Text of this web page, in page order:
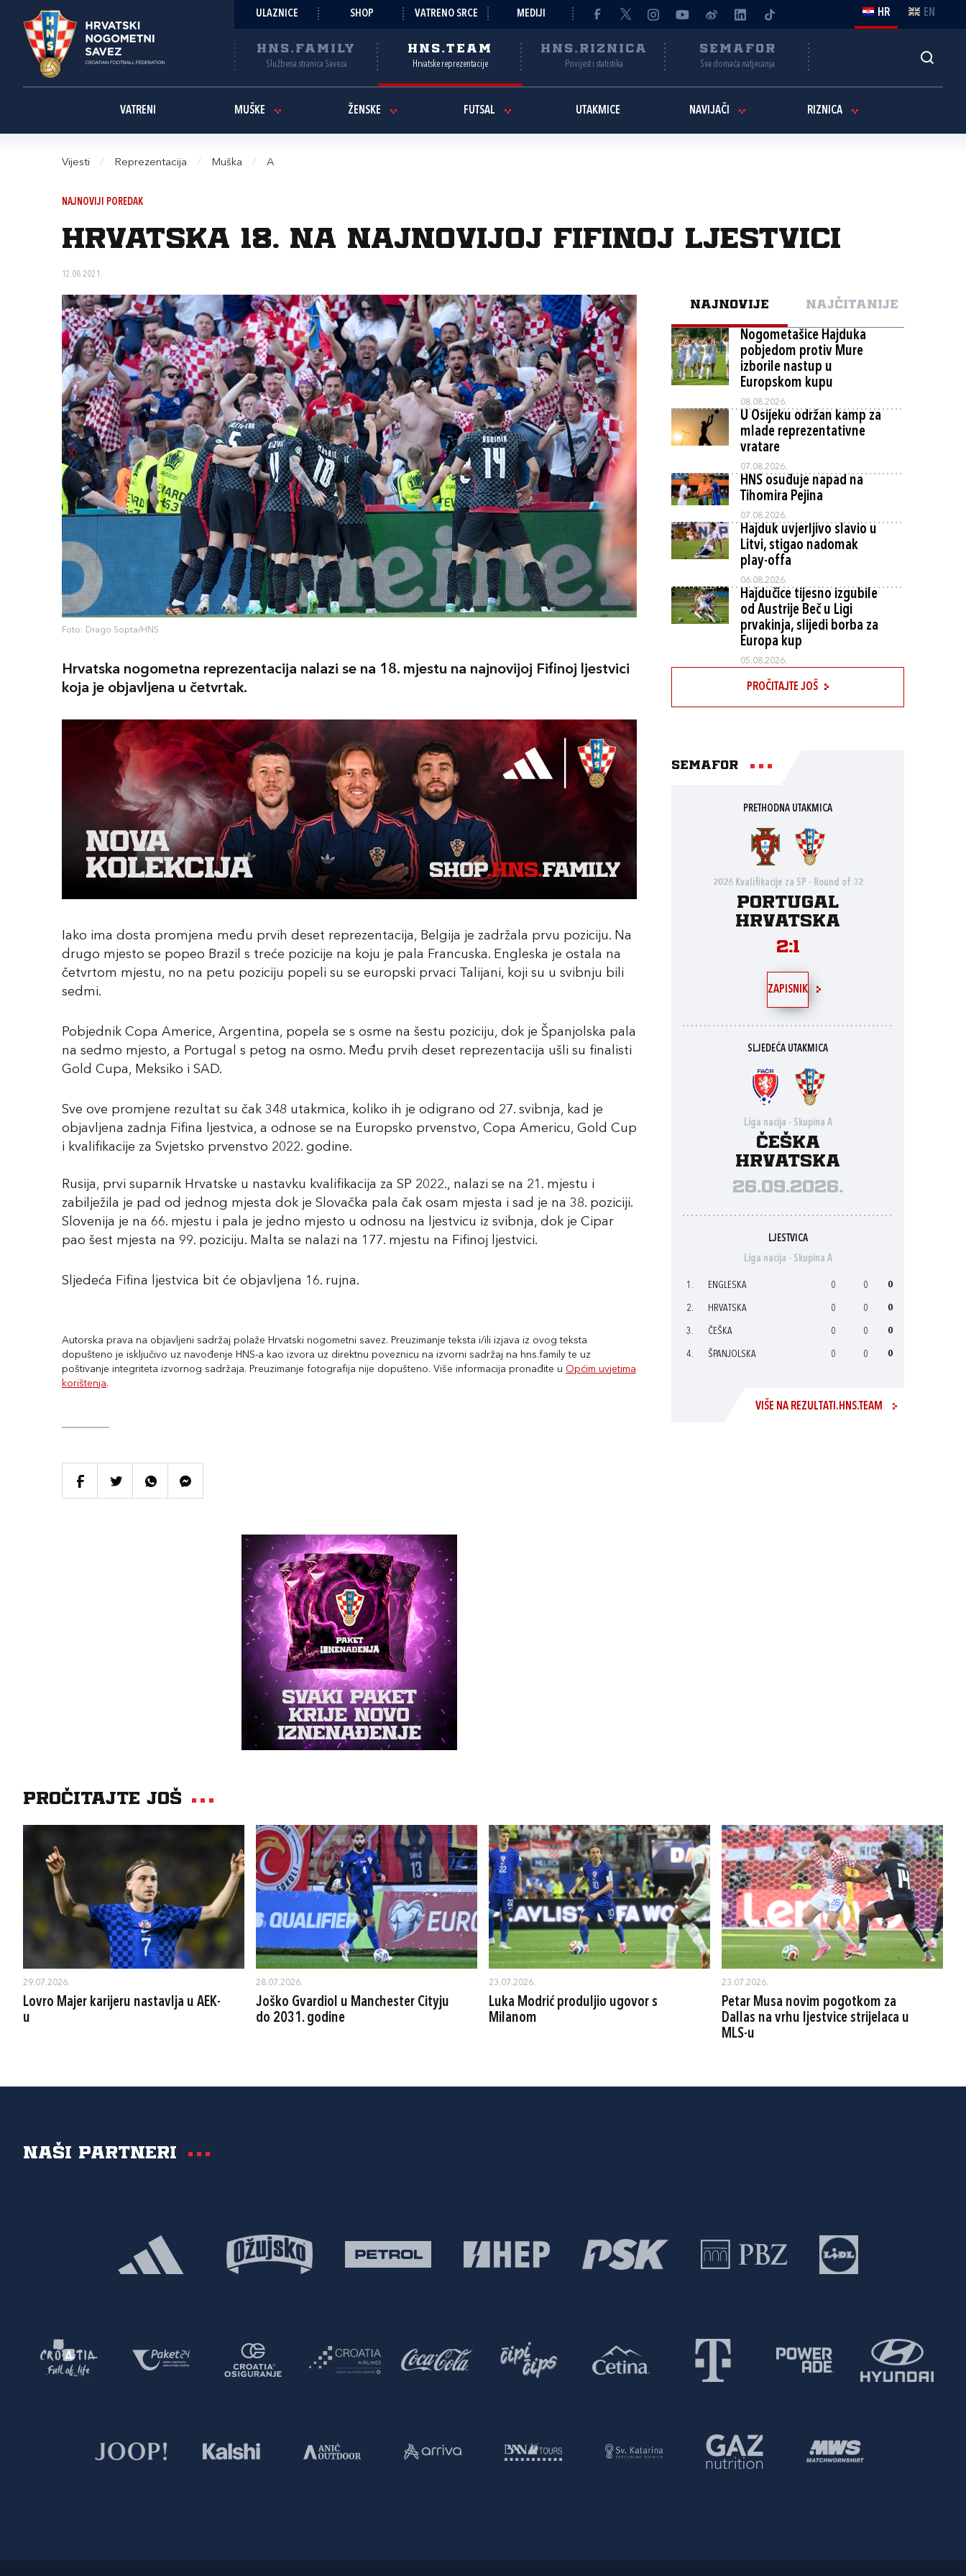
ULAZNICE SHOP VATRENO SRCE MEDIJI HR EN
HNS.FAMILY
Službena stranica Saveza
HNS.TEAM
Hrvatske reprezentacije
HNS.RIZNICA
Povijest i statistika
SEMAFOR
Sva domaća natjecanja
VATRENI MUŠKE ŽENSKE FUTSAL UTAKMICE NAVIJAČI RIZNICA
Vijesti / Reprezentacija / Muška / A
NAJNOVIJI POREDAK
Hrvatska 18. na najnovijoj Fifinoj ljestvici
12.08.2021.
Foto: Drago Sopta/HNS
Hrvatska nogometna reprezentacija nalazi se na 18. mjestu na najnovijoj Fifinoj ljestvici
koja je objavljena u četvrtak.
Iako ima dosta promjena među prvih deset reprezentacija, Belgija je zadržala prvu poziciju. Na
drugo mjesto se popeo Brazil s treće pozicije na koju je pala Francuska. Engleska je ostala na
četvrtom mjestu, no na petu poziciju popeli su se europski prvaci Talijani, koji su u svibnju bili
sedmi.
Pobjednik Copa Americe, Argentina, popela se s osme na šestu poziciju, dok je Španjolska pala
na sedmo mjesto, a Portugal s petog na osmo. Među prvih deset reprezentacija ušli su finalisti
Gold Cupa, Meksiko i SAD.
Sve ove promjene rezultat su čak 348 utakmica, koliko ih je odigrano od 27. svibnja, kad je
objavljena zadnja Fifina ljestvica, a odnose se na Europsko prvenstvo, Copa Americu, Gold Cup
i kvalifikacije za Svjetsko prvenstvo 2022. godine.
Rusija, prvi suparnik Hrvatske u nastavku kvalifikacija za SP 2022., nalazi se na 21. mjestu i
zabilježila je pad od jednog mjesta dok je Slovačka pala čak osam mjesta i sad je na 38. poziciji.
Slovenija je na 66. mjestu i pala je jedno mjesto u odnosu na ljestvicu iz svibnja, dok je Cipar
pao šest mjesta na 99. poziciju. Malta se nalazi na 177. mjestu na Fifinoj ljestvici.
Sljedeća Fifina ljestvica bit će objavljena 16. rujna.
Autorska prava na objavljeni sadržaj polaže Hrvatski nogometni savez. Preuzimanje teksta i/ili izjava iz ovog teksta
dopušteno je isključivo uz navođenje HNS-a kao izvora uz direktnu poveznicu na izvorni sadržaj na hns.family te uz
poštivanje integriteta izvornog sadržaja. Preuzimanje fotografija nije dopušteno. Više informacija pronađite u Općim uvjetima
korištenja.
NAJNOVIJE NAJČITANIJE
Nogometašice Hajduka
pobjedom protiv Mure
izborile nastup u
Europskom kupu
08.08.2026.
U Osijeku održan kamp za
mlade reprezentativne
vratare
07.08.2026.
HNS osuđuje napad na
Tihomira Pejina
07.08.2026.
Hajduk uvjerljivo slavio u
Litvi, stigao nadomak
play-offa
06.08.2026.
Hajdučice tijesno izgubile
od Austrije Beč u Ligi
prvakinja, slijedi borba za
Europa kup
05.08.2026.
PROČITAJTE JOŠ
Semafor
PRETHODNA UTAKMICA
2026 Kvalifikacije za SP - Round of 32
Portugal
Hrvatska
2:1
ZAPISNIK
SLJEDEĆA UTAKMICA
Liga nacija - Skupina A
Češka
Hrvatska
26.09.2026.
LJESTVICA
Liga nacija - Skupina A
1. ENGLESKA 0 0 0
2. HRVATSKA 0 0 0
3. ČEŠKA 0 0 0
4. ŠPANJOLSKA 0 0 0
VIŠE NA REZULTATI.HNS.TEAM
Pročitajte još
29.07.2026.
Lovro Majer karijeru nastavlja u AEK-
u
28.07.2026.
Joško Gvardiol u Manchester Cityju
do 2031. godine
23.07.2026.
Luka Modrić produljio ugovor s
Milanom
23.07.2026.
Petar Musa novim pogotkom za
Dallas na vrhu ljestvice strijelaca u
MLS-u
Naši partneri